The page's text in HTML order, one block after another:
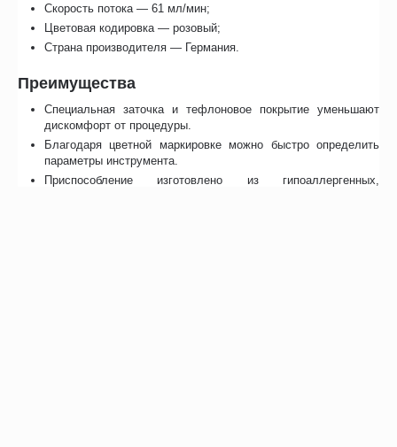
Скорость потока — 61 мл/мин;
Цветовая кодировка — розовый;
Страна производителя — Германия.
Преимущества
Специальная заточка и тефлоновое покрытие уменьшают
дискомфорт от процедуры.
Благодаря цветной маркировке можно быстро определить
параметры инструмента.
Приспособление изготовлено из гипоаллергенных,